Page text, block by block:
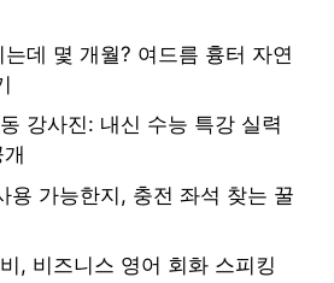
데 몇 개월? 여드름 흉터 자연
강사진: 내신 수능 특강 실력
용 가능한지, 충전 좌석 찾는 꿀
, 비즈니스 영어 회화 스피킹